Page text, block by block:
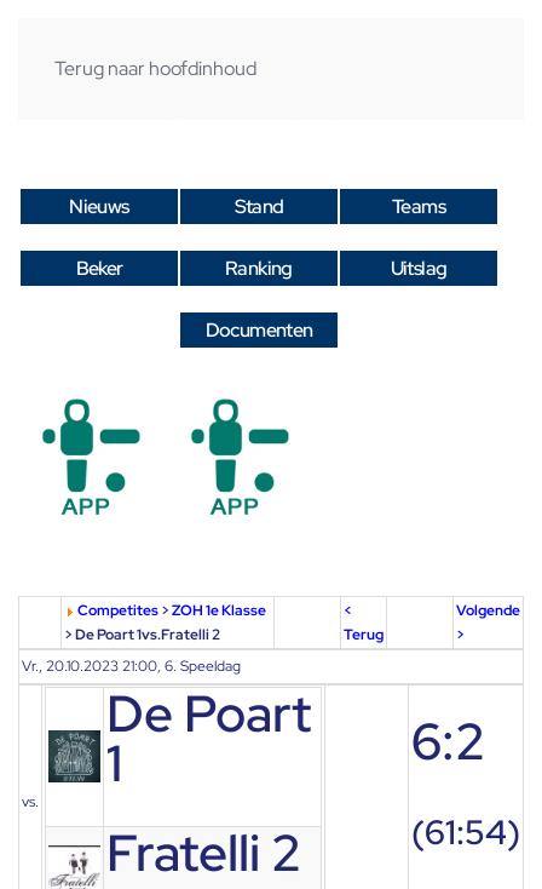
Terug naar hoofdinhoud
Nieuws Stand Teams
Beker Ranking Uitslag
Documenten
Competites>ZOH 1e Klasse
> De Poart 1vs.Fratelli 2
<
Terug
Volgende
>
Vr., 20.10.2023 21:00, 6. Speeldag
vs.
De Poart
1
Fratelli 2
6:2
(61:54)